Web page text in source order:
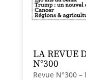
LA REVUE
N°300
Revue N°300